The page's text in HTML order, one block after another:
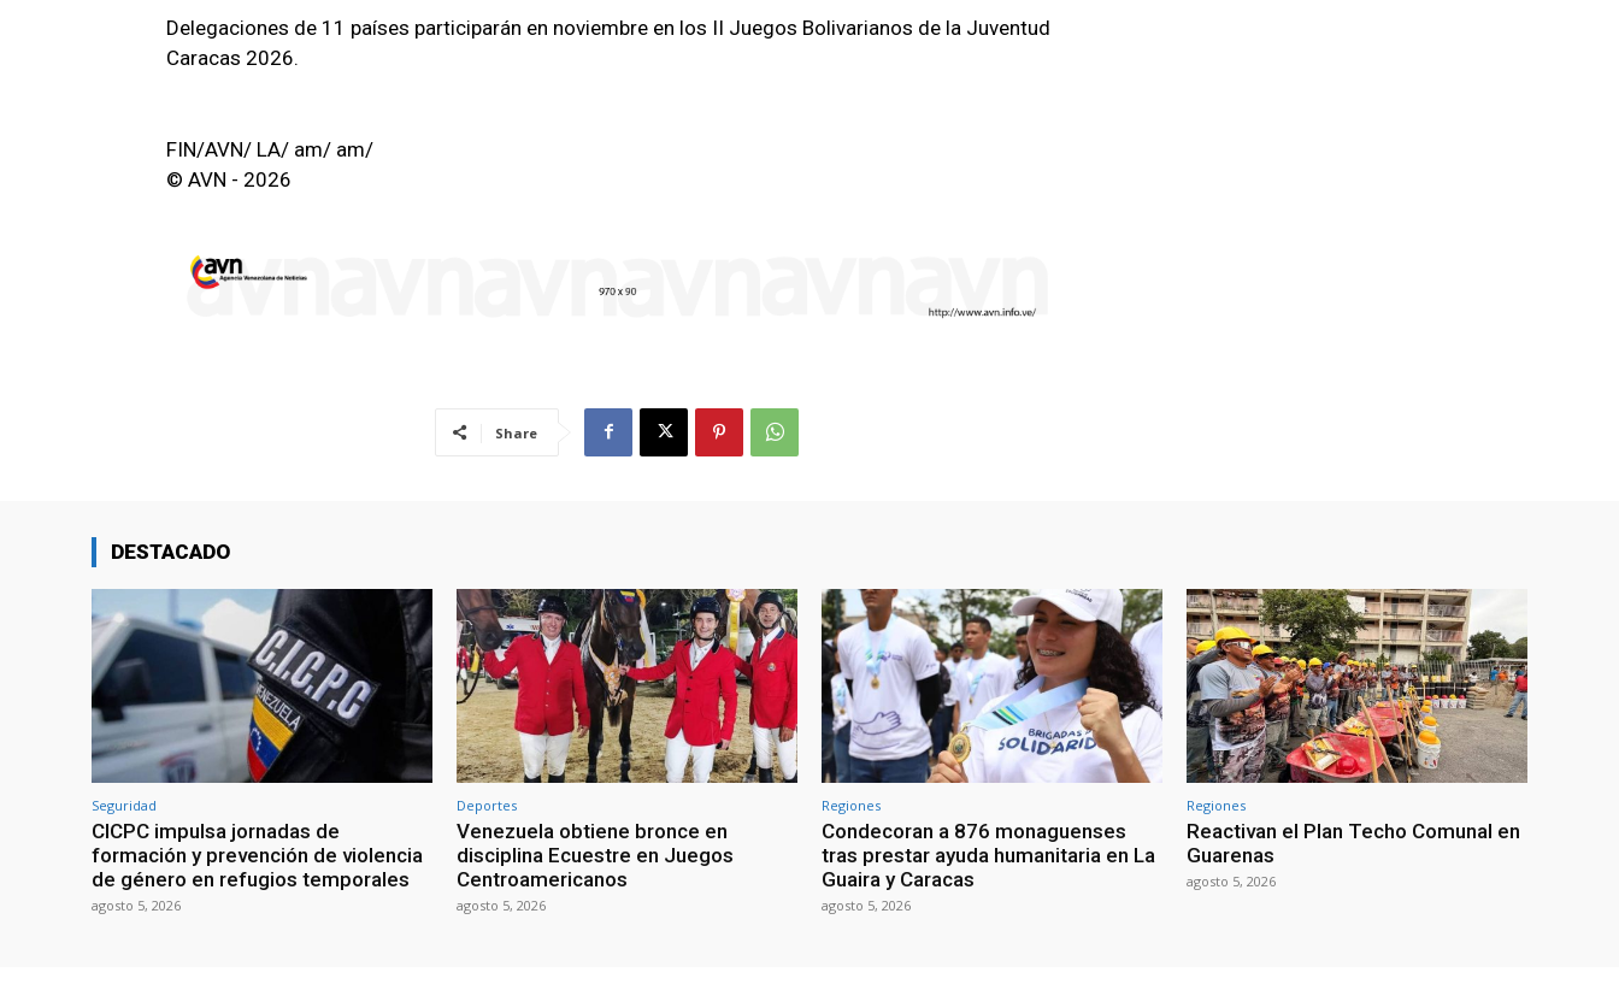
Delegaciones de 11 países participarán en noviembre en los II Juegos Bolivarianos de la Juventud
Caracas 2026.
FIN/AVN/ LA/ am/ am/
© AVN - 2026
Share
DESTACADO
Seguridad
CICPC impulsa jornadas de
formación y prevención de violencia
de género en refugios temporales
agosto 5, 2026
Deportes
Venezuela obtiene bronce en
disciplina Ecuestre en Juegos
Centroamericanos
agosto 5, 2026
Regiones
Condecoran a 876 monaguenses
tras prestar ayuda humanitaria en La
Guaira y Caracas
agosto 5, 2026
Regiones
Reactivan el Plan Techo Comunal en
Guarenas
agosto 5, 2026